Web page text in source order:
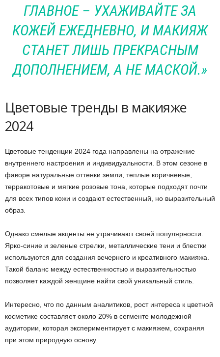
ГЛАВНОЕ – УХАЖИВАЙТЕ ЗА
КОЖЕЙ ЕЖЕДНЕВНО, И МАКИЯЖ
СТАНЕТ ЛИШЬ ПРЕКРАСНЫМ
ДОПОЛНЕНИЕМ, А НЕ МАСКОЙ.»
Цветовые тренды в макияже
2024
Цветовые тенденции 2024 года направлены на отражение
внутреннего настроения и индивидуальности. В этом сезоне в
фаворе натуральные оттенки земли, теплые коричневые,
терракотовые и мягкие розовые тона, которые подходят почти
для всех типов кожи и создают естественный, но выразительный
образ.
Однако смелые акценты не утрачивают своей популярности.
Ярко-синие и зеленые стрелки, металлические тени и блестки
используются для создания вечернего и креативного макияжа.
Такой баланс между естественностью и выразительностью
позволяет каждой женщине найти свой уникальный стиль.
Интересно, что по данным аналитиков, рост интереса к цветной
косметике составляет около 20% в сегменте молодежной
аудитории, которая экспериментирует с макияжем, сохраняя
при этом природную основу.